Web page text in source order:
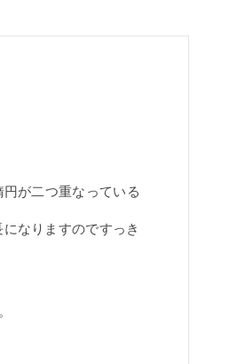
が二つ重なっている
なりますのですっき